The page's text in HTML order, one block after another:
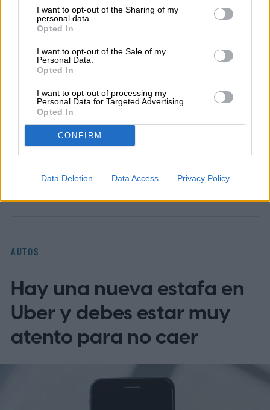
I want to opt-out of the Sharing of my
personal data.
Opted In
I want to opt-out of the Sale of my
Personal Data.
Opted In
I want to opt-out of processing my
Personal Data for Targeted Advertising.
Opted In
CONFIRM
Data Deletion Data Access Privacy Policy
internacionalista apasionada de las redes
sociales, la historias del mundo y el
acontecer diario…
Topics
AndroidHomepage
AUTOS
Hay una nueva estafa en
Uber y debes estar muy
atento para no caer